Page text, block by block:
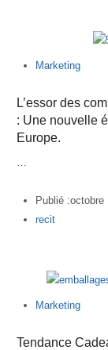
Marketing
L’essor des
: Une nouvelle
Europe.
Publié :octobre
Author
recit
Marketing
Tendance